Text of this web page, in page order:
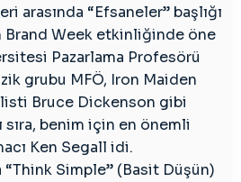
arasında “Efsaneler” başlığı
Brand Week etkinliğinde öne
Pazarlama Profesörü
grubu MFÖ, Iron Maiden
Bruce Dickenson gibi
sıra, benim için en önemli
Ken Segall idi.
Simple” (Basit Düşün)